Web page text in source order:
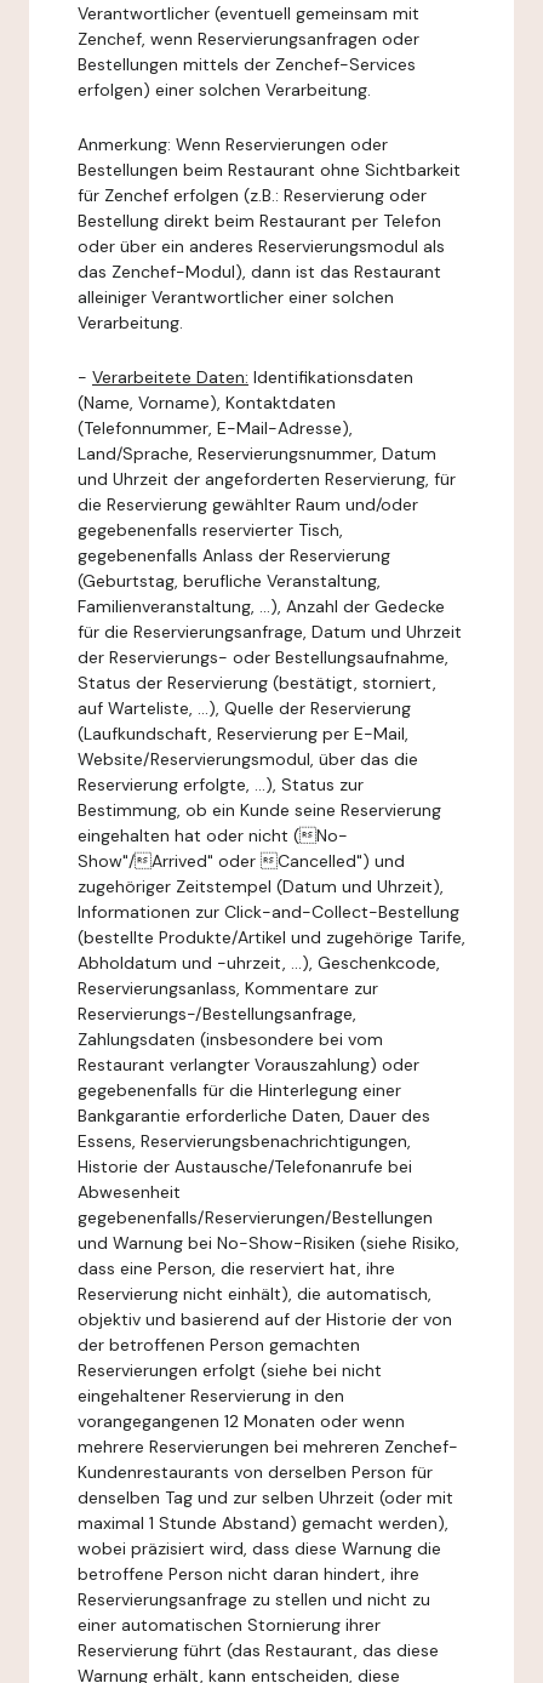
Verantwortlicher (eventuell gemeinsam mit
Zenchef, wenn Reservierungsanfragen oder
Bestellungen mittels der Zenchef-Services
erfolgen) einer solchen Verarbeitung.
Anmerkung: Wenn Reservierungen oder
Bestellungen beim Restaurant ohne Sichtbarkeit
für Zenchef erfolgen (z.B.: Reservierung oder
Bestellung direkt beim Restaurant per Telefon
oder über ein anderes Reservierungsmodul als
das Zenchef-Modul), dann ist das Restaurant
alleiniger Verantwortlicher einer solchen
Verarbeitung.
- Verarbeitete Daten: Identifikationsdaten
(Name, Vorname), Kontaktdaten
(Telefonnummer, E-Mail-Adresse),
Land/Sprache, Reservierungsnummer, Datum
und Uhrzeit der angeforderten Reservierung, für
die Reservierung gewählter Raum und/oder
gegebenenfalls reservierter Tisch,
gegebenenfalls Anlass der Reservierung
(Geburtstag, berufliche Veranstaltung,
Familienveranstaltung, ...), Anzahl der Gedecke
für die Reservierungsanfrage, Datum und Uhrzeit
der Reservierungs- oder Bestellungsaufnahme,
Status der Reservierung (bestätigt, storniert,
auf Warteliste, ...), Quelle der Reservierung
(Laufkundschaft, Reservierung per E-Mail,
Website/Reservierungsmodul, über das die
Reservierung erfolgte, ...), Status zur
Bestimmung, ob ein Kunde seine Reservierung
eingehalten hat oder nicht (No-
Show"/Arrived" oder Cancelled") und
zugehöriger Zeitstempel (Datum und Uhrzeit),
Informationen zur Click-and-Collect-Bestellung
(bestellte Produkte/Artikel und zugehörige Tarife,
Abholdatum und -uhrzeit, ...), Geschenkcode,
Reservierungsanlass, Kommentare zur
Reservierungs-/Bestellungsanfrage,
Zahlungsdaten (insbesondere bei vom
Restaurant verlangter Vorauszahlung) oder
gegebenenfalls für die Hinterlegung einer
Bankgarantie erforderliche Daten, Dauer des
Essens, Reservierungsbenachrichtigungen,
Historie der Austausche/Telefonanrufe bei
Abwesenheit
gegebenenfalls/Reservierungen/Bestellungen
und Warnung bei No-Show-Risiken (siehe Risiko,
dass eine Person, die reserviert hat, ihre
Reservierung nicht einhält), die automatisch,
objektiv und basierend auf der Historie der von
der betroffenen Person gemachten
Reservierungen erfolgt (siehe bei nicht
eingehaltener Reservierung in den
vorangegangenen 12 Monaten oder wenn
mehrere Reservierungen bei mehreren Zenchef-
Kundenrestaurants von derselben Person für
denselben Tag und zur selben Uhrzeit (oder mit
maximal 1 Stunde Abstand) gemacht werden),
wobei präzisiert wird, dass diese Warnung die
betroffene Person nicht daran hindert, ihre
Reservierungsanfrage zu stellen und nicht zu
einer automatischen Stornierung ihrer
Reservierung führt (das Restaurant, das diese
Warnung erhält, kann entscheiden, diese